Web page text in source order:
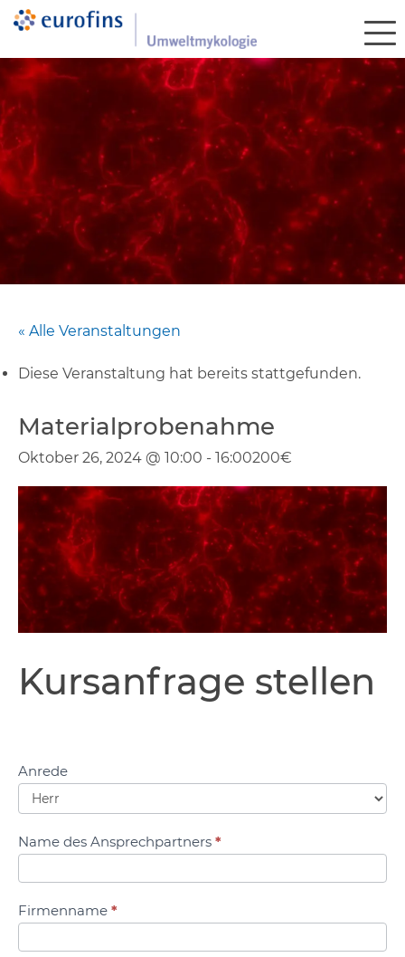
« Alle Veranstaltungen
Diese Veranstaltung hat bereits stattgefunden.
Materialprobenahme
Oktober 26, 2024 @ 10:00 - 16:00200€
stellen
Kursanfrage stellen
Anrede
Name des Ansprechpartners *
Firmenname *